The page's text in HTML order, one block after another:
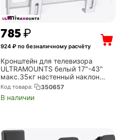
‍785‍₽
924 ₽ по безналичному расчёту
Кронштейн для телевизора
ULTRAMOUNTS белый 17"-43"
макс.35кг настенный наклон
(UM831TW)
Код товара: 350657
В наличии